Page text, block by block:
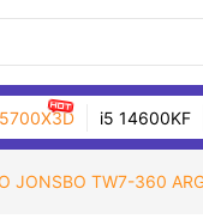
5700X3D i5 14600KF
JONSBO TW7-360